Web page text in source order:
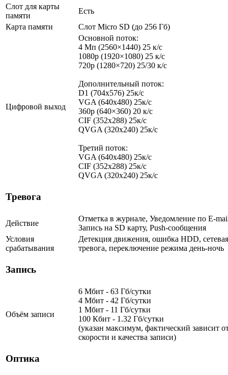
Слот для карты
памяти
Есть
Карта памяти
Слот Micro SD (до 256 Гб)
Цифровой выход
Основной поток:
4 Мп (2560×1440) 25 к/с
1080p (1920×1080) 25 к/с
720p (1280×720) 25/30 к/с
Дополнительный поток:
D1 (704x576) 25к/с
VGA (640x480) 25к/с
360p (640×360) 20 к/с
CIF (352x288) 25к/с
QVGA (320х240) 25к/с
Третий поток:
VGA (640x480) 25к/с
CIF (352x288) 25к/с
QVGA (320х240) 25к/с
Тревога
Действие
Отметка в журнале, Уведомление по E-
Запись на SD карту, Push-сообщения
Условия
срабатывания
Детекция движения, ошибка HDD, сетевая
тревога, переключение режима день-ночь
Запись
Объём записи
6 Мбит - 63 Гб/сутки
4 Мбит - 42 Гб/сутки
1 Мбит - 11 Гб/сутки
100 Кбит - 1.32 Гб/сутки
(указан максимум, фактический зависит
скорости и качества записи)
Оптика